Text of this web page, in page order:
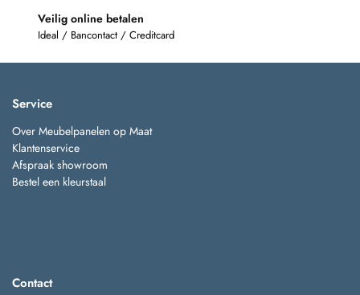
Veilig online betalen
Ideal / Bancontact / Creditcard
Service
Over Meubelpanelen op Maat
Klantenservice
Afspraak showroom
Bestel een kleurstaal
Contact